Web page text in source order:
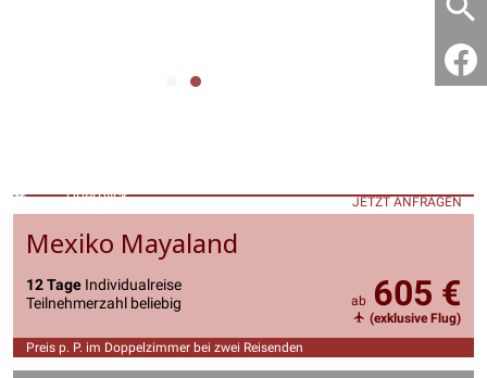
Überblick JETZT ANFRAGEN
Mexiko Mayaland
12 Tage Individualreise
Teilnehmerzahl beliebig
ab 605 €
(exklusive Flug)
Preis p. P. im Doppelzimmer bei zwei Reisenden